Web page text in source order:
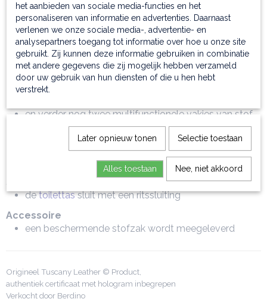
Kenmerken
in de tas vindt u twee handige compartimenten
Buitenkant
geimpregneerd met het Tuscany Leather logo
Binnenkant
en verder nog twee multifunctionele vakjes van stof
de hardware is antiek koperkleurig
en nikkel hardware
detoilettassluit met een ritssluiting
Accessoire
een beschermende stofzak wordt meegeleverd
Origineel Tuscany Leather © Product,
authentiek certificaat met hologram inbegrepen
Verkocht door Berdino
het aanbieden van sociale media-functies en het
personaliseren van informatie en advertenties. Daarnaast
verlenen we onze sociale media-, advertentie- en
analysepartners toegang tot informatie over hoe u onze site
gebruikt. Zij kunnen deze informatie gebruiken in combinatie
met andere gegevens die zij mogelijk hebben verzameld
door uw gebruik van hun diensten of die u hen hebt
verstrekt.
Later opnieuw tonen Selectie toestaan
Alles toestaan Nee, niet akkoord